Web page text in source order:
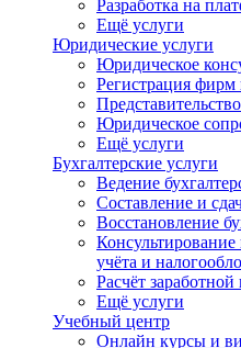
Разработка на
Ещё услуги
Юридические услуги
Юридическое
Регистрация
Юридическое
Ещё услуги
Бухгалтерские услуги
Ведение
Составление и
Восстановление
Консультирование
учёта и
Расчёт
Ещё услуги
Учебный центр
Онлайн курсы и